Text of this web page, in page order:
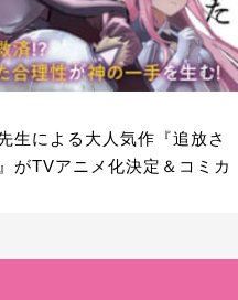
生による大人気作『追放さ
がTVアニメ化決定＆コミカ